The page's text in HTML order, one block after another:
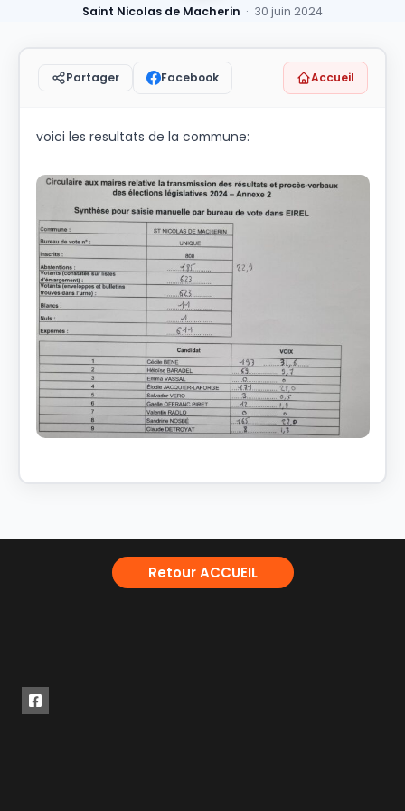
Saint Nicolas de Macherin · 30 juin 2024
Partager Facebook Accueil
voici les resultats de la commune:
Retour ACCUEIL